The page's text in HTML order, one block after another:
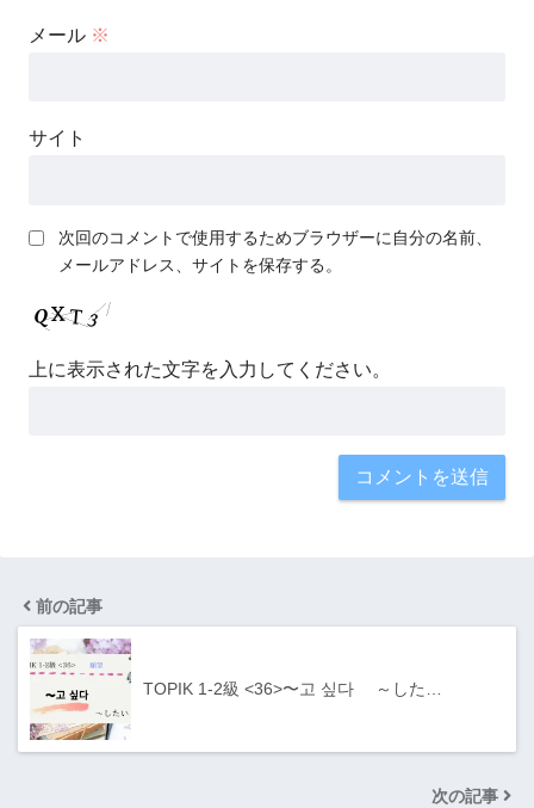
メール ※
サイト
次回のコメントで使用するためブラウザーに自分の名前、
メールアドレス、サイトを保存する。
上に表示された文字を入力してください。
前の記事
TOPIK 1-2級 <36>〜고 싶다 ～した…
次の記事